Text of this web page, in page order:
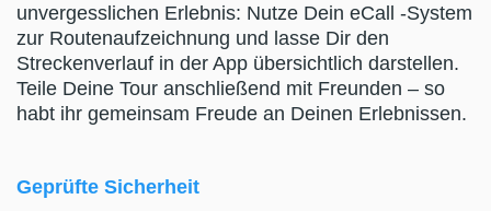
unvergesslichen Erlebnis: Nutze Dein eCall -System
zur Routenaufzeichnung und lasse Dir den
Streckenverlauf in der App übersichtlich darstellen.
Teile Deine Tour anschließend mit Freunden – so
habt ihr gemeinsam Freude an Deinen Erlebnissen.
Geprüfte Sicherheit